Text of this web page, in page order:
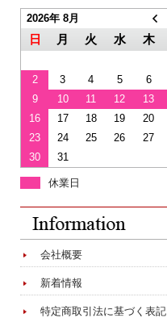
2026年 8月
日 月 火 水 木
2
3 4 5 6
9
10 11 12 13
16
17 18 19 20
23
24 25 26 27
30
31
休業日
会社概要
新着情報
特定商取引法に基づく表記